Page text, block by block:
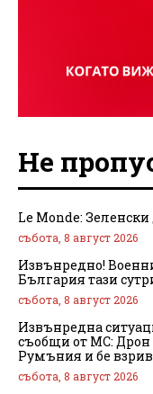
Не
Le Monde:
събота, 8 август 2026
Извънредно!
България тази
събота, 8 август 2026
Извънредна
съобщи от МС:
Румъния и бе
събота, 8 август 2026